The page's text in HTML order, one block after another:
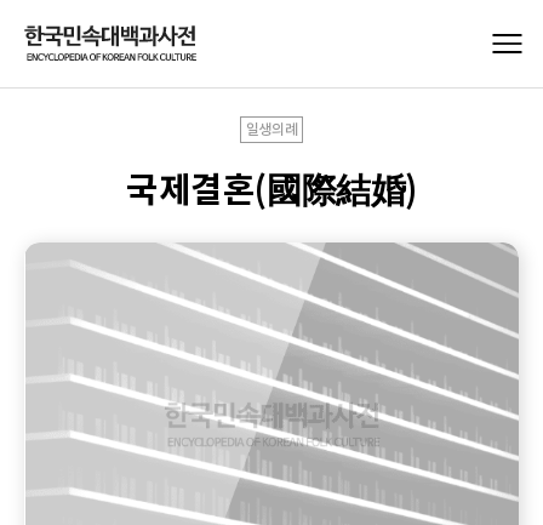
일생의례
국제결혼(國際結婚)